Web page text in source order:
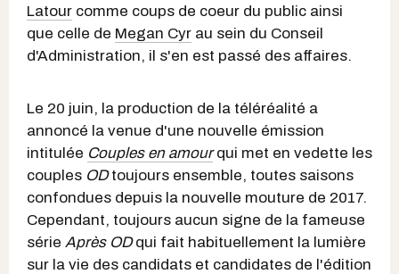
Latour comme coups de coeur du public ainsi
que celle de Megan Cyr au sein du Conseil
d'Administration, il s'en est passé des affaires.
Le 20 juin, la production de la téléréalité a
annoncé la venue d'une nouvelle émission
intitulée Couples en amour qui met en vedette les
couples ODtoujours ensemble, toutes saisons
confondues depuis la nouvelle mouture de 2017.
Cependant, toujours aucun signe de la fameuse
série Après ODqui fait habituellement la lumière
sur la vie des candidats et candidates de l'édition